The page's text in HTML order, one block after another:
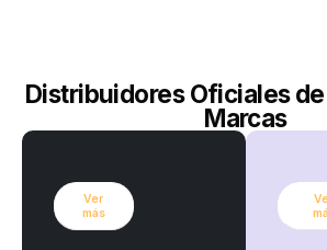
Distribuidores Oficiales
Marcas
Ver
más